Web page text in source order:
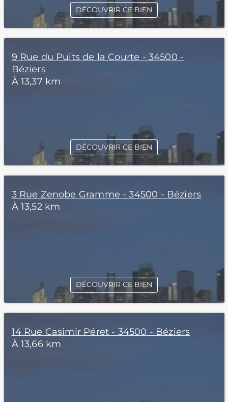
DÉCOUVRIR CE BIEN
9 Rue du Puits de la Courte - 34500 -
Béziers
À 13,37 km
DÉCOUVRIR CE BIEN
3 Rue Zenobe Gramme - 34500 - Béziers
À 13,52 km
DÉCOUVRIR CE BIEN
14 Rue Casimir Péret - 34500 - Béziers
À 13,66 km